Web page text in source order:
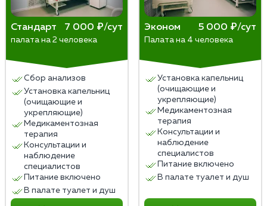
Стандарт 7 000 ₽/сут
палата на 2 человека
Сбор анализов
Установка капельниц
(очищающие и
укрепляющие)
Медикаментозная
терапия
Консультации и
наблюдение
специалистов
Питание включено
В палате туалет и душ
Эконом 5 000 ₽/сут
Палата на 4 человека
Установка капельниц
(очищающие и
укрепляющие)
Медикаментозная
терапия
Консультации и
наблюдение
специалистов
Питание включено
В палате туалет и душ